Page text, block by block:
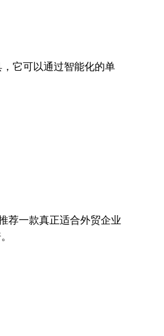
它可以通过智能化的单
荐一款真正适合外贸企业